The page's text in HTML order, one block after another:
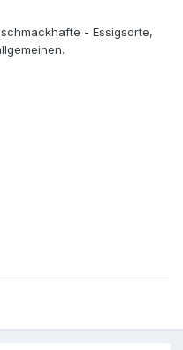
- Essigsorte,